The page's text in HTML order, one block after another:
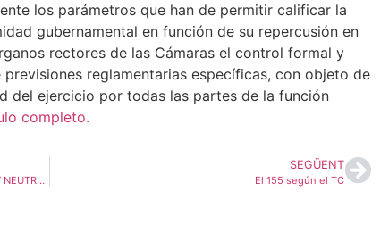
los parámetros que han de permitir calificar la
gubernamental en función de su repercusión en
rectores de las Cámaras el control formal y
reglamentarias específicas, con objeto de
del ejercicio por todas las partes de la función
completo.
SEMIOLOGIA POLITICA, LIBERTAD DE EXPRESION Y NEUTRALIDAD DEL ESPACIO PUBLICO
SEGÜENT
El 155 según el TC